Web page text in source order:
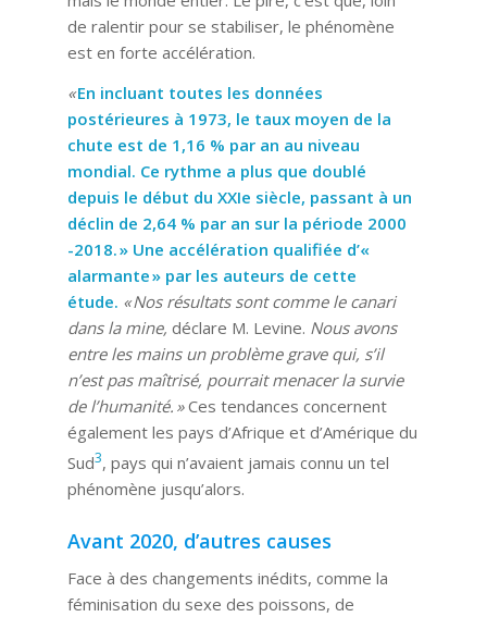
de ralentir pour se stabiliser, le phénomène
est en forte accélération.
«En incluant toutes les données
postérieures à 1973, le taux moyen de la
chute est de 1,16 % par an au niveau
mondial. Ce rythme a plus que doublé
depuis le début du XXIe siècle, passant à un
déclin de 2,64 % par an sur la période 2000
-2018. » Une accélération qualifiée d’«
alarmante » par les auteurs de cette
étude. « Nos résultats sont comme le canari
dans la mine, déclare M. Levine. Nous avons
entre les mains un problème grave qui, s’il
n’est pas maîtrisé, pourrait menacer la survie
de l’humanité. »Ces tendances concernent
également les pays d’Afrique et d’Amérique du
Sud3, pays qui n’avaient jamais connu un tel
phénomène jusqu’alors.
Avant 2020, d’autres causes
Face à des changements inédits, comme la
féminisation du sexe des poissons, de